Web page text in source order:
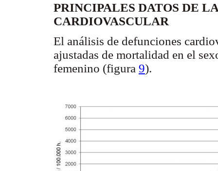
PRINCIPALES DATOS DE
CARDIOVASCULAR
El análisis de defunciones
ajustadas de mortalidad en el
femenino (figura 9).